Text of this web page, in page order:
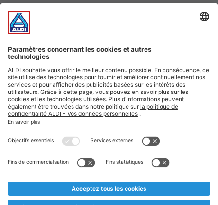
Offres
Infos essentielles
Suivez ALDI Belgique
Textes marqués d'un astérisque et mentions légales
* Nous vendons ces articles temporairement et jusqu'à
au cas où, malgré le planning bien étudié, nous serions
prématurément en rupture de stock. Prix Recupel et TVA incl.
** Sur ce site, l’utilisation de la forme masculine a été adoptée